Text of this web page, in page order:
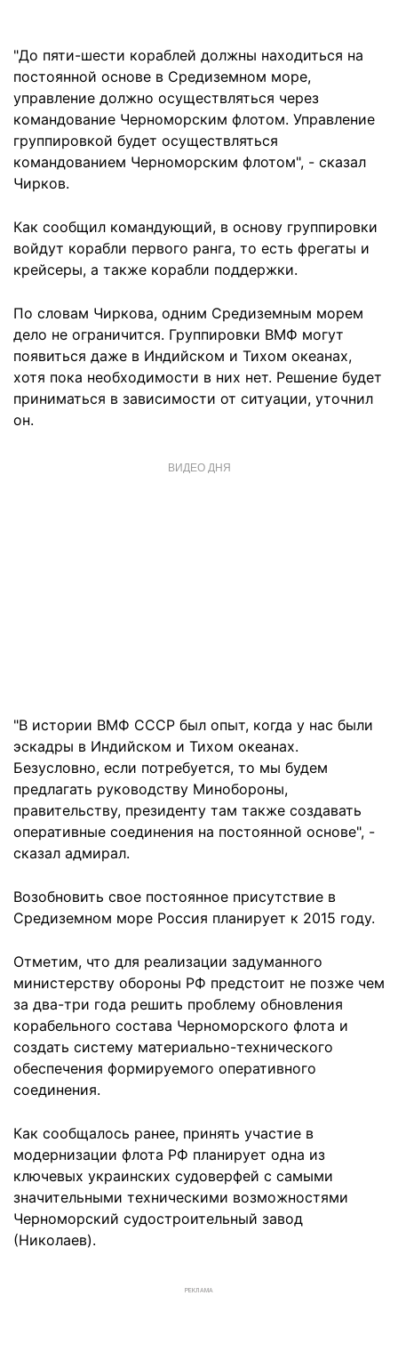
"До пяти-шести кораблей должны находиться на
постоянной основе в Средиземном море,
управление должно осуществляться через
командование Черноморским флотом. Управление
группировкой будет осуществляться
командованием Черноморским флотом", - сказал
Чирков.
Как сообщил командующий, в основу группировки
войдут корабли первого ранга, то есть фрегаты и
крейсеры, а также корабли поддержки.
По словам Чиркова, одним Средиземным морем
дело не ограничится. Группировки ВМФ могут
появиться даже в Индийском и Тихом океанах,
хотя пока необходимости в них нет. Решение будет
приниматься в зависимости от ситуации, уточнил
он.
ВИДЕО ДНЯ
"В истории ВМФ СССР был опыт, когда у нас были
эскадры в Индийском и Тихом океанах.
Безусловно, если потребуется, то мы будем
предлагать руководству Минобороны,
правительству, президенту там также создавать
оперативные соединения на постоянной основе", -
сказал адмирал.
Возобновить свое постоянное присутствие в
Средиземном море Россия планирует к 2015 году.
Отметим, что для реализации задуманного
министерству обороны РФ предстоит не позже чем
за два-три года решить проблему обновления
корабельного состава Черноморского флота и
создать систему материально-технического
обеспечения формируемого оперативного
соединения.
Как сообщалось ранее, принять участие в
модернизации флота РФ планирует одна из
ключевых украинских судоверфей с самыми
значительными техническими возможностями
Черноморский судостроительный завод
(Николаев).
РЕКЛАМА